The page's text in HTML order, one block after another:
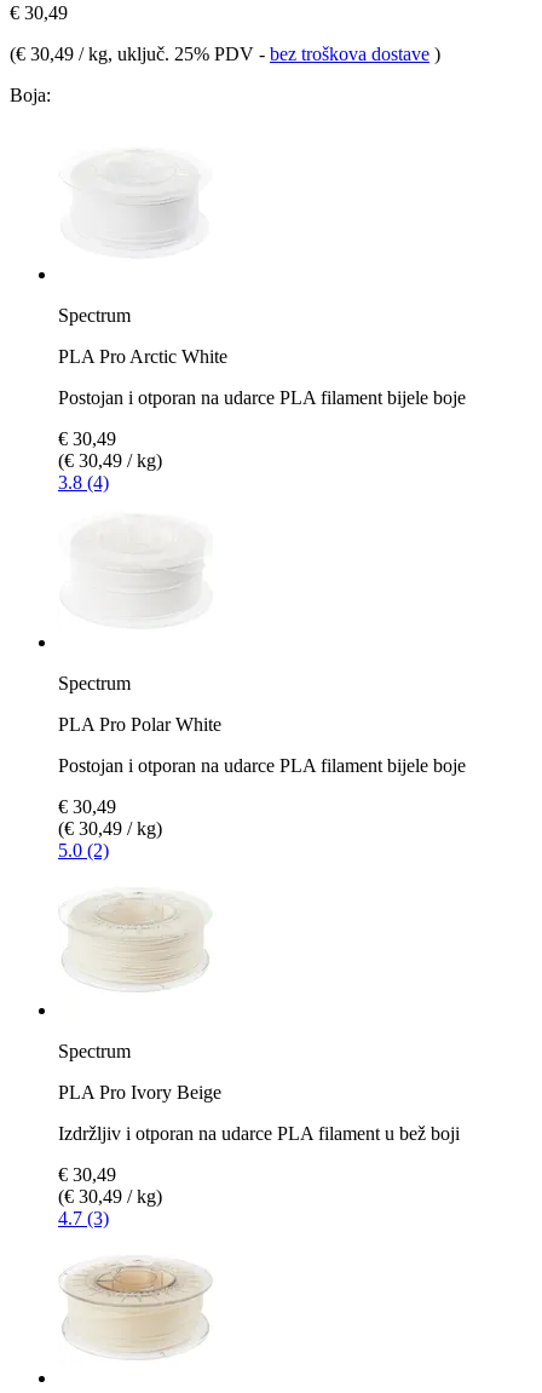
€ 30,49
(€ 30,49 / kg, uključ. 25% PDV - bez troškova dostave )
Boja:
Spectrum
PLA Pro Arctic White
Postojan i otporan na udarce PLA filament bijele boje
€ 30,49
(€ 30,49 / kg)
3.8 (4)
Spectrum
PLA Pro Polar White
Postojan i otporan na udarce PLA filament bijele boje
€ 30,49
(€ 30,49 / kg)
5.0 (2)
Spectrum
PLA Pro Ivory Beige
Izdržljiv i otporan na udarce PLA filament u bež boji
€ 30,49
(€ 30,49 / kg)
4.7 (3)